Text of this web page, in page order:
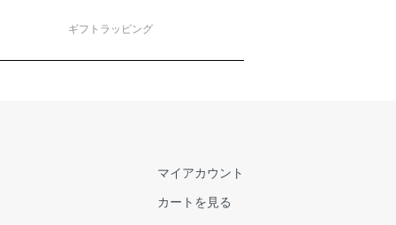
ギフトラッピング
マイアカウント
カートを見る